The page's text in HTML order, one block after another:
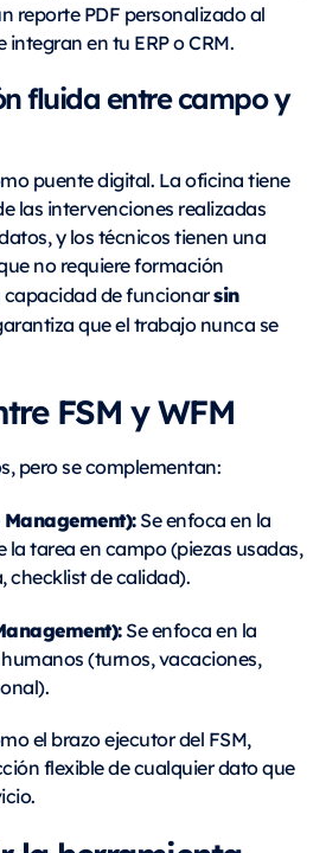
reporte PDF personalizado al
integran en tu ERP o CRM.
fluida entre campo y
puente digital. La oficina tiene
las intervenciones realizadas
y los técnicos tienen una
no requiere formación
capacidad de funcionarsin
que el trabajo nunca se
FSM y WFM
pero se complementan:
Se enfoca en la
la tarea en campo (piezas usadas,
checklist de calidad).
Se enfoca en la
(turnos, vacaciones,
el brazo ejecutor del FSM,
flexible de cualquier dato que